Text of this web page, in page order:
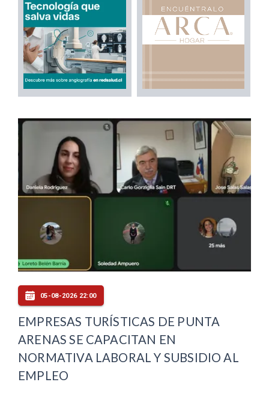
05-08-2026 22:00
EMPRESAS TURÍSTICAS DE PUNTA
ARENAS SE CAPACITAN EN
NORMATIVA LABORAL Y SUBSIDIO AL
EMPLEO